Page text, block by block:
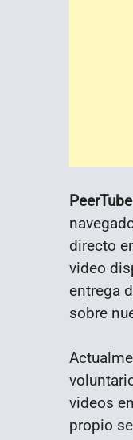
directo
video
entrega
sobre
videos
propio